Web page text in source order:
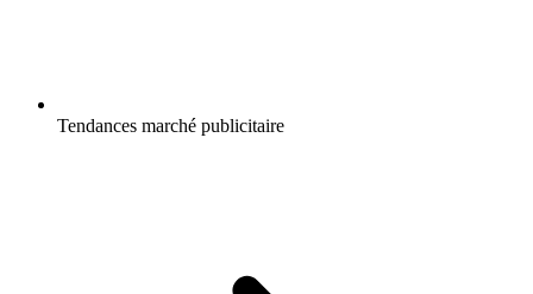
Tendances marché publicitaire